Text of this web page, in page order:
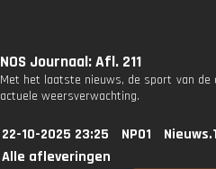
NOS Journaal: Afl. 211
Met het laatste nieuws, de sport van de
actuele weersverwachting.
22-10-2025 23:25 NPO1
Alle afleveringen